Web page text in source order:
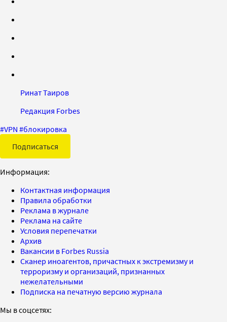
Ринат Таиров
Редакция Forbes
#VPN #блокировка
Подписаться
Информация:
Контактная информация
Правила обработки
Реклама в журнале
Реклама на сайте
Условия перепечатки
Архив
Вакансии в Forbes Russia
Сканер иноагентов, причастных к экстремизму и
терроризму и организаций, признанных
нежелательными
Подписка на печатную версию журнала
Мы в соцсетях: